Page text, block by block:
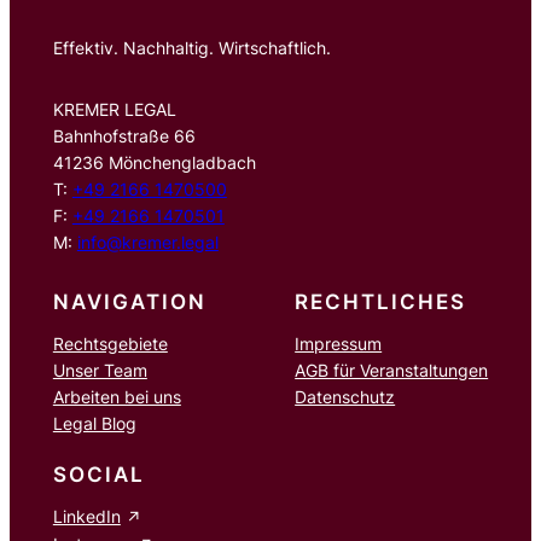
Effektiv. Nachhaltig. Wirtschaftlich.
KREMER LEGAL
Bahnhofstraße 66
41236 Mönchengladbach
T: +49 2166 1470500
F: +49 2166 1470501
M: info@kremer.legal
NAVIGATION
Rechtsgebiete
Unser Team
Arbeiten bei uns
Legal Blog
RECHTLICHES
Impressum
AGB für Veranstaltungen
Datenschutz
SOCIAL
LinkedIn